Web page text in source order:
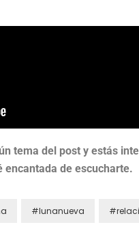
tema del post y estás
encantada de escucharte.
#lunanueva